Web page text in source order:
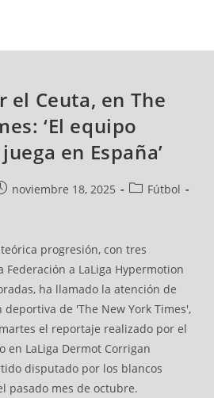
el Ceuta, en The
‘El equipo
en España’
noviembre 18, 2025
Fútbol
progresión, con tres
Federación a LaLiga Hypermotion
ha llamado la atención de
deportiva de 'The New York Times',
el reportaje realizado por el
en LaLiga Dermot Corrigan
disputado por los blancos
pasado mes de octubre.